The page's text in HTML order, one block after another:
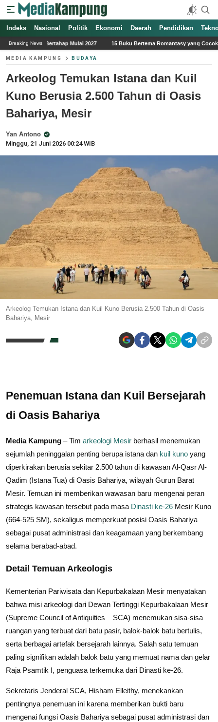
Indeks Nasional Politik Ekonomi Daerah Pendidikan
Breaking News
Mulai 2027 15 Buku Bertema Romantasy yang Cocok untuk Pemula 3
MEDIA KAMPUNG BUDAYA
Arkeolog Temukan Istana dan Kuil
Kuno Berusia 2.500 Tahun di Oasis
Bahariya, Mesir
Yan Antono
Minggu, 21 Juni 2026 00:24 WIB
Arkeolog Temukan Istana dan Kuil Kuno Berusia 2.500 Tahun di Oasis
Bahariya, Mesir
Penemuan Istana dan Kuil Bersejarah
di Oasis Bahariya
Media Kampung – Tim arkeologi Mesir berhasil menemukan
sejumlah peninggalan penting berupa istana dan kuil kuno yang
diperkirakan berusia sekitar 2.500 tahun di kawasan Al-Qasr Al-
Qadim (Istana Tua) di Oasis Bahariya, wilayah Gurun Barat
Mesir. Temuan ini memberikan wawasan baru mengenai peran
strategis kawasan tersebut pada masa Dinasti ke-26 Mesir Kuno
(664-525 SM), sekaligus memperkuat posisi Oasis Bahariya
sebagai pusat administrasi dan keagamaan yang berkembang
selama berabad-abad.
Detail Temuan Arkeologis
Kementerian Pariwisata dan Kepurbakalaan Mesir menyatakan
bahwa misi arkeologi dari Dewan Tertinggi Kepurbakalaan Mesir
(Supreme Council of Antiquities – SCA) menemukan sisa-sisa
ruangan yang terbuat dari batu pasir, balok-balok batu bertulis,
serta berbagai artefak bersejarah lainnya. Salah satu temuan
paling signifikan adalah balok batu yang memuat nama dan gelar
Raja Psamtik I, penguasa terkemuka dari Dinasti ke-26.
Sekretaris Jenderal SCA, Hisham Elleithy, menekankan
pentingnya penemuan ini karena memberikan bukti baru
mengenai fungsi Oasis Bahariya sebagai pusat administrasi dan